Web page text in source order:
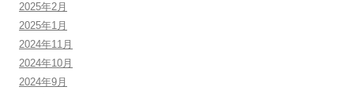
2025年2月
2025年1月
2024年11月
2024年10月
2024年9月